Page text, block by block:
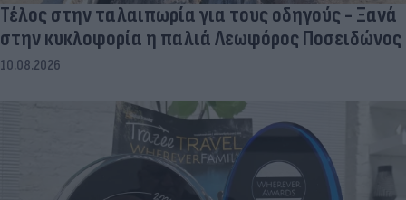
Τέλος στην ταλαιπωρία για τους οδηγούς - Ξανά
στην κυκλοφορία η παλιά Λεωφόρος Ποσειδώνος
10.08.2026